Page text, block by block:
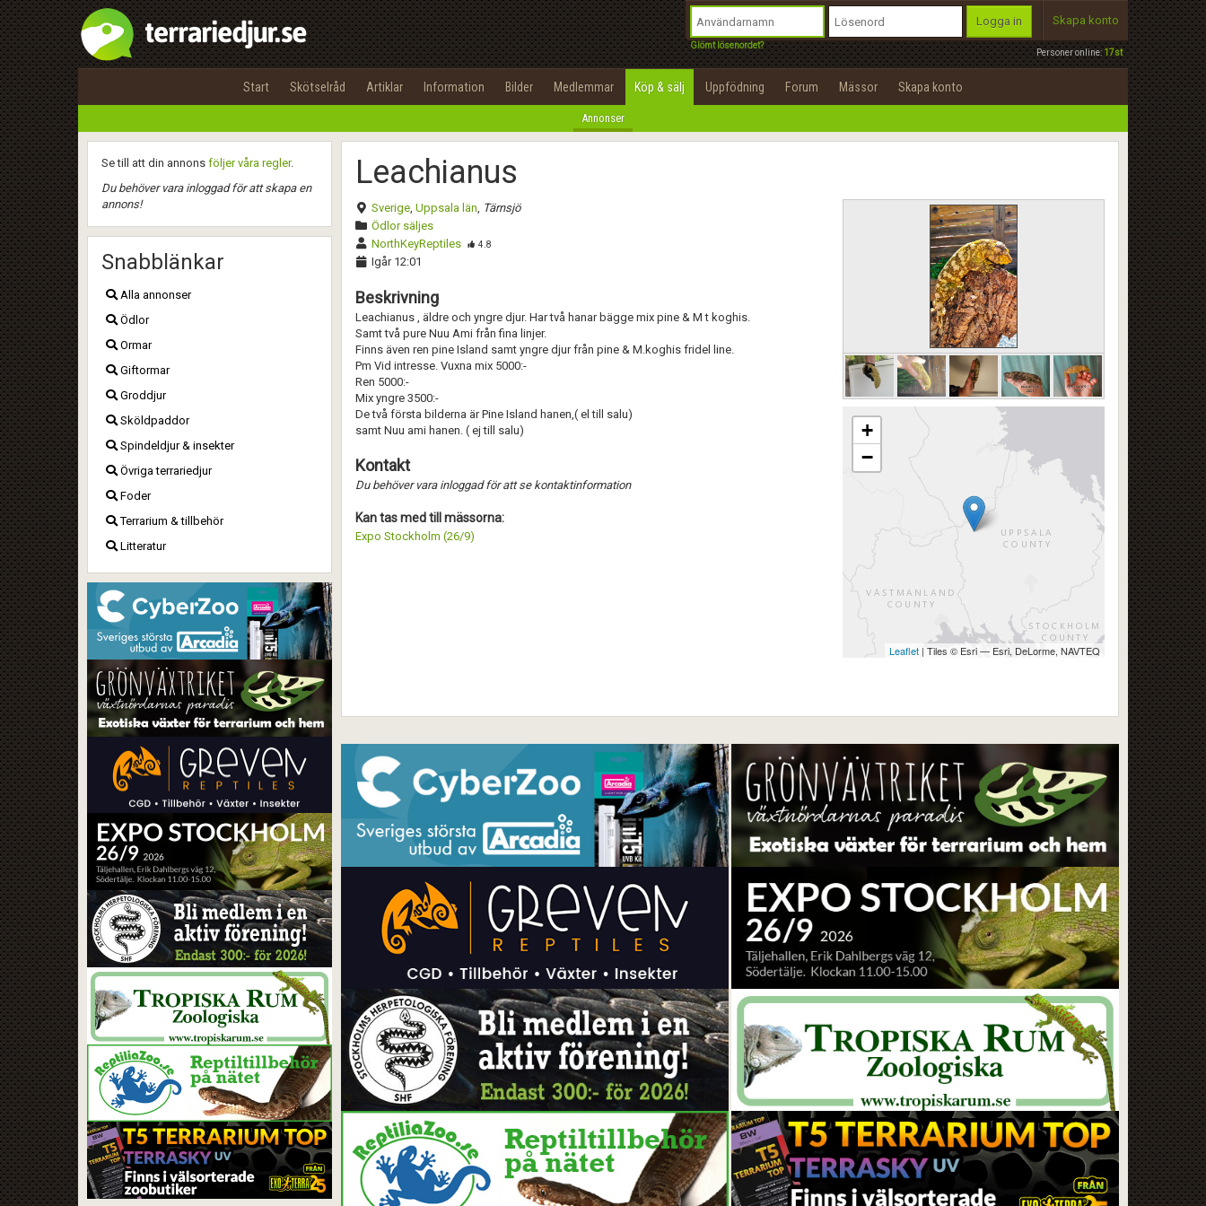
Personer online:17st
Logga in
Glömt lösenordet?
Skapa konto
Start Skötselråd Artiklar Information Bilder Medlemmar Köp & sälj Uppfödning Forum Mässor Skapa konto
Annonser
Se till att din annons följer våra regler.
Du behöver vara inloggad för att skapa en
annons!
Snabblänkar
Alla annonser
Ödlor
Ormar
Giftormar
Groddjur
Sköldpaddor
Spindeldjur & insekter
Övriga terrariedjur
Foder
Terrarium & tillbehör
Litteratur
Leachianus
+
−
Leaflet | Tiles © Esri — Esri, DeLorme, NAVTEQ
Sverige, Uppsala län, Tärnsjö
Ödlor säljes
NorthKeyReptiles
4.8
Igår 12:01
Beskrivning
Leachianus , äldre och yngre djur. Har två hanar bägge mix pine & M t koghis.
Samt två pure Nuu Ami från fina linjer.
Finns även ren pine Island samt yngre djur från pine & M.koghis fridel line.
Pm Vid intresse. Vuxna mix 5000:-
Ren 5000:-
Mix yngre 3500:-
De två första bilderna är Pine Island hanen,( el till salu)
samt Nuu ami hanen. ( ej till salu)
Kontakt
Du behöver vara inloggad för att se kontaktinformation
Kan tas med till mässorna:
Expo Stockholm (26/9)
Namn:
Beskrivning:
Aktivera annons
Alla Positiva Negativa
Spara
Utför
100%
OK
integritetspolicy
Namn:
Epost:
Lösenord:
Terms of Service
Begär nytt lösenord
Tillbaka till förstasidan